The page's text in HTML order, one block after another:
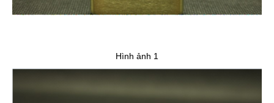
Hình ảnh 1